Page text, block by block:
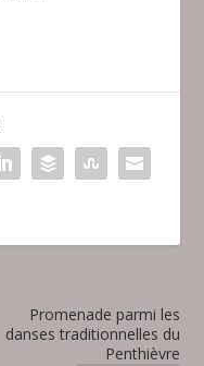
Promenade parmi les
danses traditionnelles du
Penthièvre